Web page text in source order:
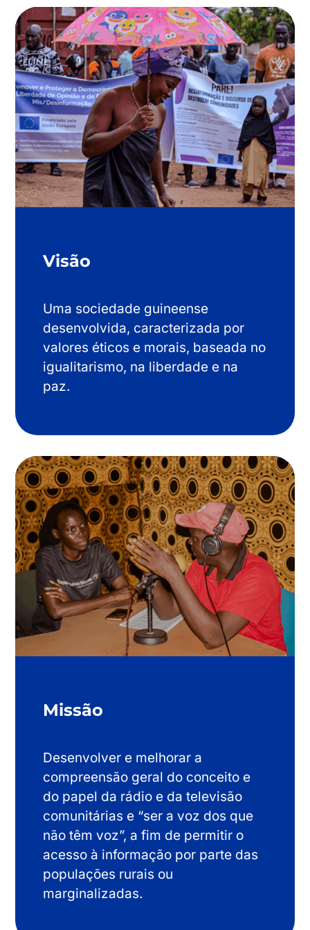
Visão
Uma sociedade guineense
desenvolvida, caracterizada por
valores éticos e morais, baseada no
igualitarismo, na liberdade e na
paz.
Missão
Desenvolver e melhorar a
compreensão geral do conceito e
do papel da rádio e da televisão
comunitárias e “ser a voz dos que
não têm voz”, a fim de permitir o
acesso à informação por parte das
populações rurais ou
marginalizadas.